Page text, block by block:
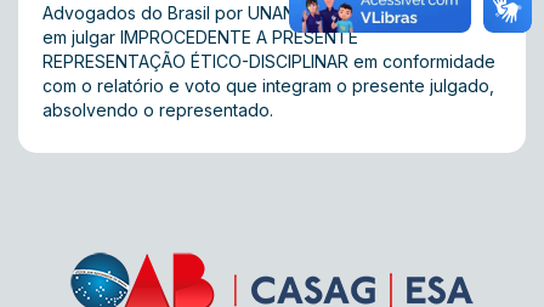
Advogados do Brasil por UNANIMIDADE,
em julgar IMPROCEDENTE A PRESENTE
REPRESENTAÇÃO ÉTICO-DISCIPLINAR em conformidade
com o relatório e voto que integram o presente julgado,
absolvendo o representado.